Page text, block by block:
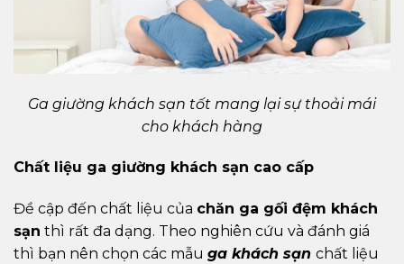
Ga giường khách sạn tốt mang lại sự thoải mái
cho khách hàng
Chất liệu ga giường khách sạn cao cấp
Đề cập đến chất liệu của chăn ga gối đệm khách
sạn thì rất đa dạng. Theo nghiên cứu và đánh giá
thì bạn nên chọn các mẫu ga khách sạn chất liệu